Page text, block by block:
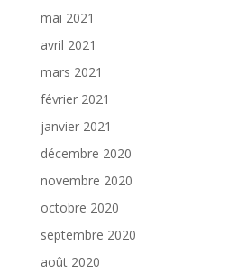
mai 2021
avril 2021
mars 2021
février 2021
janvier 2021
décembre 2020
novembre 2020
octobre 2020
septembre 2020
août 2020